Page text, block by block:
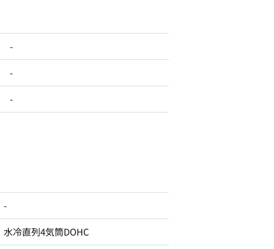
-
-
-
-
水冷直列4気筒DOHC